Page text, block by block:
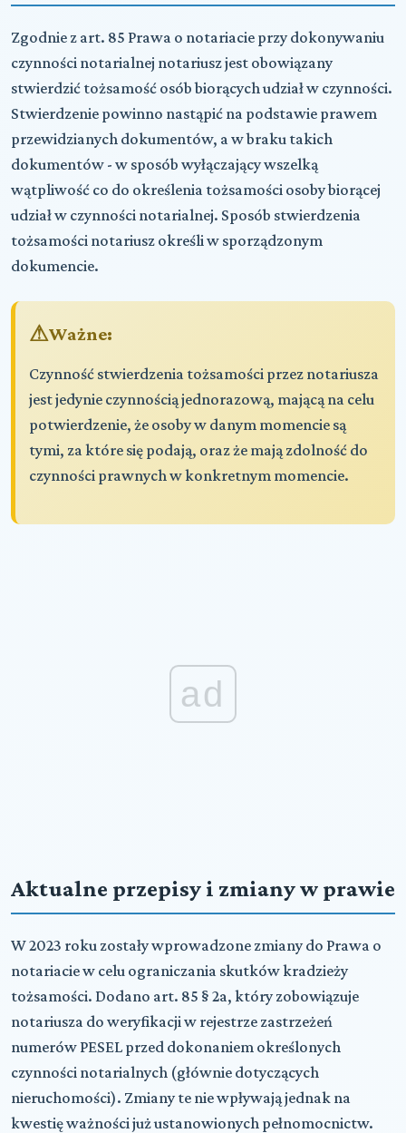
Zgodnie z art. 85 Prawa o notariacie przy dokonywaniu
czynności notarialnej notariusz jest obowiązany
stwierdzić tożsamość osób biorących udział w czynności.
Stwierdzenie powinno nastąpić na podstawie prawem
przewidzianych dokumentów, a w braku takich
dokumentów - w sposób wyłączający wszelką
wątpliwość co do określenia tożsamości osoby biorącej
udział w czynności notarialnej. Sposób stwierdzenia
tożsamości notariusz określi w sporządzonym
dokumencie.
Ważne:
Czynność stwierdzenia tożsamości przez notariusza
jest jedynie czynnością jednorazową, mającą na celu
potwierdzenie, że osoby w danym momencie są
tymi, za które się podają, oraz że mają zdolność do
czynności prawnych w konkretnym momencie.
ad
Aktualne przepisy i zmiany w prawie
W 2023 roku zostały wprowadzone zmiany do Prawa o
notariacie w celu ograniczania skutków kradzieży
tożsamości. Dodano art. 85 § 2a, który zobowiązuje
notariusza do weryfikacji w rejestrze zastrzeżeń
numerów PESEL przed dokonaniem określonych
czynności notarialnych (głównie dotyczących
nieruchomości). Zmiany te nie wpływają jednak na
kwestię ważności już ustanowionych pełnomocnictw.